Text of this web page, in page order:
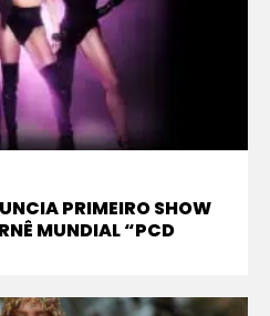
PRIMEIRO SHOW
MUNDIAL “PCD